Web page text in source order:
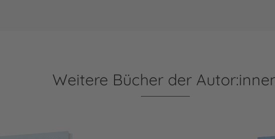
Weitere Bücher der